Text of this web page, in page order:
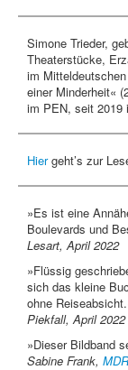
Simone Trieder,
Theaterstücke,
im
einer Minderheit«
im PEN, seit 2019
Hiergeht’s zur
»Es ist eine
Boulevards und
Lesart, April 2022
»Flüssig
sich das kleine
ohne
Piekfall, April 2022
»Dieser Bildband
Sabine Frank,